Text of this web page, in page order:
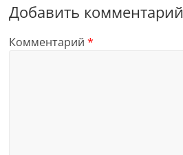
Добавить комментарий
Комментарий*